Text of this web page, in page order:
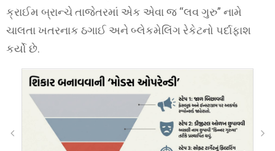
ક્રાઈમ બ્રાન્ચે તાજેતરમાં એક એવા જ “લવ ગુરુ” નામે
ચાલતા ખતરનાક ઠગાઈ અને બ્લેકમેલિંગ રેકેટનો પર્દાફાશ
કર્યો છે.